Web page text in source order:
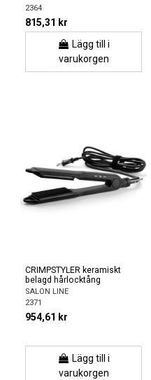
2364
815,31 kr
Lägg till i
varukorgen
CRIMPSTYLER keramiskt
belagd hårlocktång
SALON LINE
2371
954,61 kr
Lägg till i
varukorgen